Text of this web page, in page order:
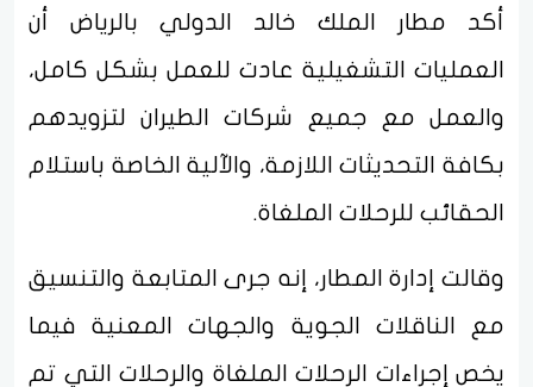
أكد مطار الملك خالد الدولي بالرياض أن
العمليات التشغيلية عادت للعمل بشكل كامل،
والعمل مع جميع شركات الطيران لتزويدهم
بكافة التحديثات اللازمة، والآلية الخاصة باستلام
الحقائب للرحلات الملغاة.
وقالت إدارة المطار، إنه جرى المتابعة والتنسيق
مع الناقلات الجوية والجهات المعنية فيما
يخص إجراءات الرحلات الملغاة والرحلات التي تم